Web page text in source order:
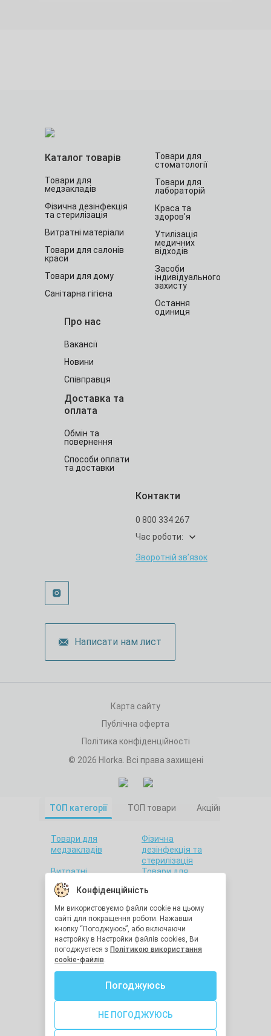
Написати нам лист
Каталог товарів
Товари для
медзакладів
Фізична дезінфекція
та стерилізація
Витратні матеріали
Товари для салонів
краси
Товари для дому
Санітарна гігієна
Товари для
стоматології
Товари для
лабораторій
Краса та
здоров'я
Утилізація
медичних
відходів
Засоби
індивідуального
захисту
Остання
одиниця
Про нас
Вакансії
Новини
Співправця
Доставка та
оплата
Обмін та
повернення
Способи оплати
та доставки
Контакти
0 800 334 267
Час роботи:
Зворотній зв’язок
Карта сайту
Публічна оферта
Політика конфіденційності
© 2026 Hlorka. Всі права захищені
Конфіденційність
Ми використовуємо файли cookie на цьому
сайті для покращення роботи. Нажавши
кнопку “Погоджуюсь”, або включаючи
настройку в Настройки файлів cookies, Ви
погоджуєтеся з Політикою використання
cookie-файлів.
Погоджуюсь
НЕ ПОГОДЖУЮСЬ
ТОП категорії ТОП товари Акційні товари
Товари для
медзакладів
Фізична
дезінфекція та
стерилізація
Витратні
матеріали
Товари для
Товари для дому
Санітарна гігієна
Товари для
стоматології
Товари для
лабораторій
Краса та здоров'я
Утилізація
медичних відходів
Засоби
індивідуального
захисту
Остання одиниця
дезінфекція та
стерилізація
обладнання
Медична техніка
Засоби реабілітації